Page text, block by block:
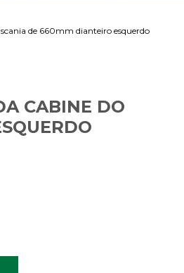
de 660mm dianteiro esquerdo
CABINE DO